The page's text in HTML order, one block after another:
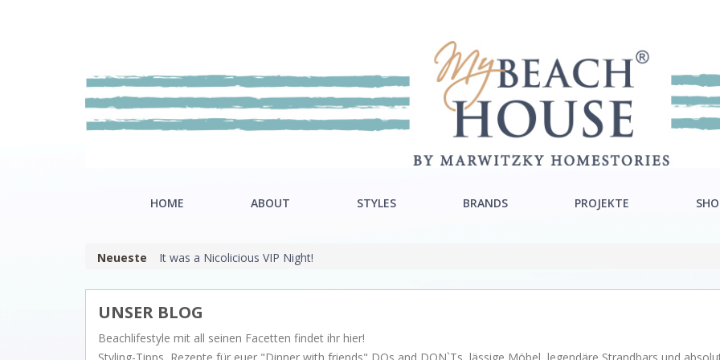
HOME ABOUT
Our mission
Showroom
STYLES
Hampton Style
BRANDS
Ocean House
PROJEKTE
Neueste It was a Nicolicious VIP Night!
UNSER BLOG
Beachlifestyle mit all seinen Facetten findet ihr hier!